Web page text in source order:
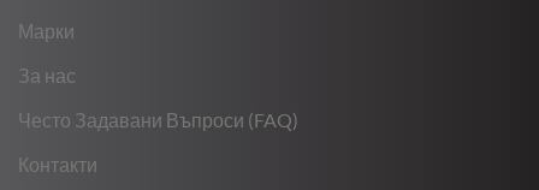
Марки
За нас
Често Задавани Въпроси (FAQ)
Контакти